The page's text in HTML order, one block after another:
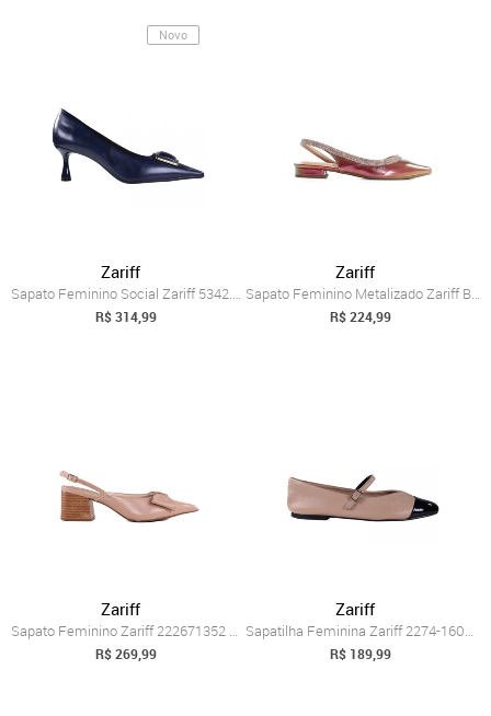
Novo
Zariff
Sapato Feminino Social Zariff 5342.12713...
R$ 314,99
Zariff
Sapato Feminino Metalizado Zariff Brilho...
R$ 224,99
Zariff
Sapato Feminino Zariff 222671352 Zariff Nude
R$ 269,99
Zariff
Sapatilha Feminina Zariff 2274-1605 Zariff Marrom
R$ 189,99